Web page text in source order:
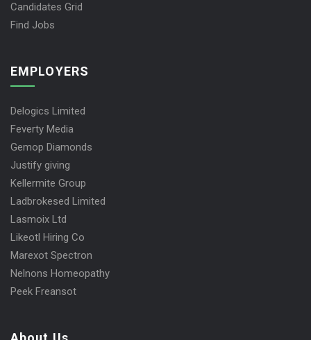
Candidates Grid
Find Jobs
EMPLOYERS
Delogics Limited
Feverty Media
Gemop Diamonds
Justify giving
Kellermite Group
Ladbrokesed Limited
Lasmoix Ltd
Likeotl Hiring Co
Marexot Spectron
Nelnons Homeopathy
Peek Freansot